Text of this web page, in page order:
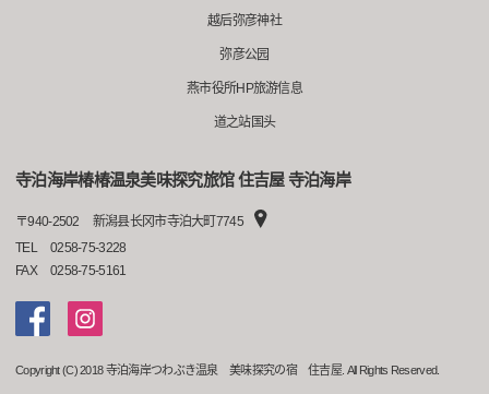
越后弥彦神社
弥彦公园
燕市役所HP旅游信息
道之站国头
寺泊海岸椿椿温泉美味探究旅馆 住吉屋 寺泊海岸
〒940-2502
新潟县长冈市寺泊大町7745
TEL
0258-75-3228
FAX
0258-75-5161
Copyright (C) 2018 寺泊海岸つわぶき温泉 美味探究の宿 住吉屋. All Rights Reserved.